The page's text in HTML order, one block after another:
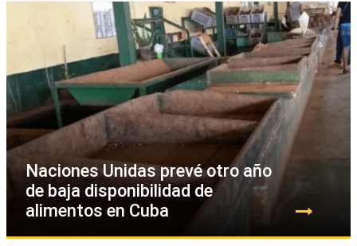
Naciones Unidas prevé otro año
de baja disponibilidad de
alimentos en Cuba